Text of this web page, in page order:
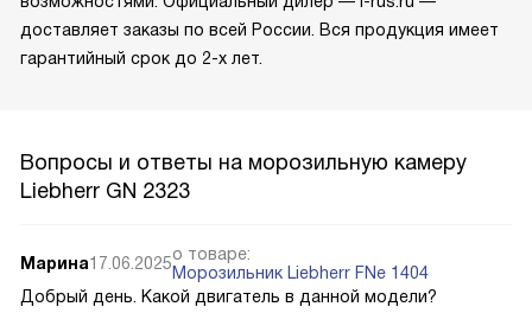
доставляет заказы по всей России. Вся продукция имеет
гарантийный срок до 2-х лет.
Вопросы и ответы на морозильную камеру
Liebherr GN 2323
Марина17.06.2025о товаре:
Морозильник Liebherr FNe 1404
Добрый день. Какой двигатель в данной модели?